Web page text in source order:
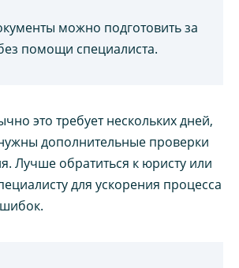
можно подготовить за
помощи специалиста.
это требует нескольких дней,
дополнительные проверки
Лучше обратиться к юристу или
для ускорения процесса